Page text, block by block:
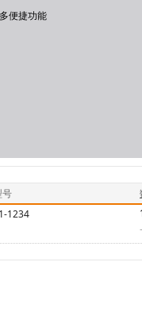
便捷功能
号
1234